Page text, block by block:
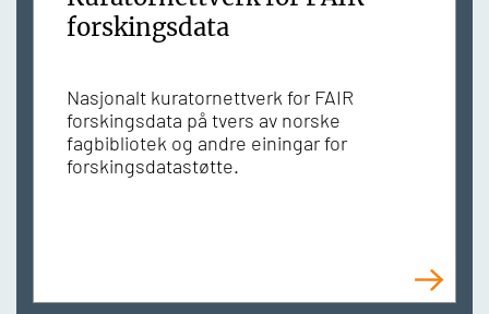
forskingsdata
Nasjonalt kuratornettverk for FAIR
forskingsdata på tvers av norske
fagbibliotek og andre einingar for
forskingsdatastøtte.